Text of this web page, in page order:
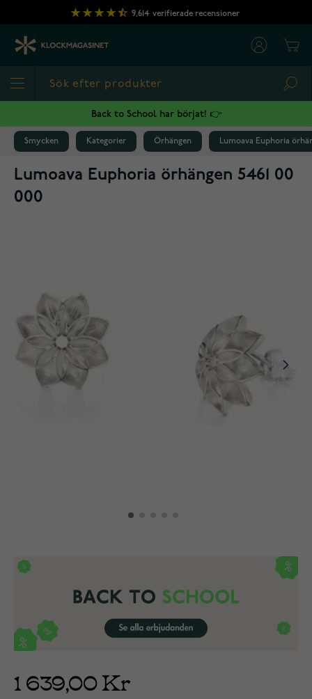
Hoppa till innehållet
9,614 verifierade recensioner
Back to School har börjat! 👉
Smycken Kategorier Örhängen Lumoava Euphoria
Lumoava Euphoria örhängen 5461 00
000
1 639,00 Kr